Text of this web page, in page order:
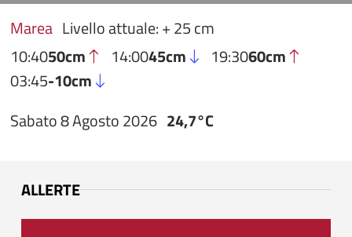
Marea Livello attuale: + 25 cm
10:4050cm 14:0045cm 19:3060cm
03:45-10cm
Sabato 8 Agosto 2026 24,7°C
ALLERTE